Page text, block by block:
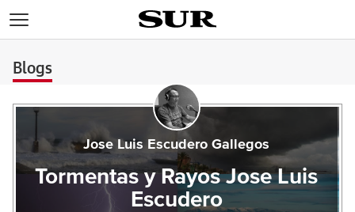
Blogs
Jose Luis Escudero Gallegos
Tormentas y Rayos Jose Luis
Escudero